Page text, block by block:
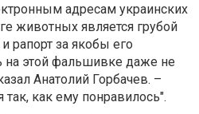
адресам украинских
животных является грубой
рапорт за якобы его
этой фальшивке даже не
Анатолий Горбачев. –
так, как ему понравилось".